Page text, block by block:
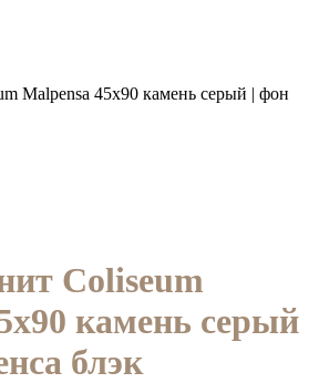
Coliseum
камень серый
блэк